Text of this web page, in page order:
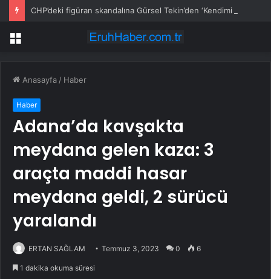
Menü
Anasayfa / Haber
Haber
Adana’da kavşakta
meydana gelen kaza: 3
araçta maddi hasar
meydana geldi, 2 sürücü
yaralandı
ERTAN SAĞLAM Temmuz 3, 2023 0 6
1 dakika okuma süresi